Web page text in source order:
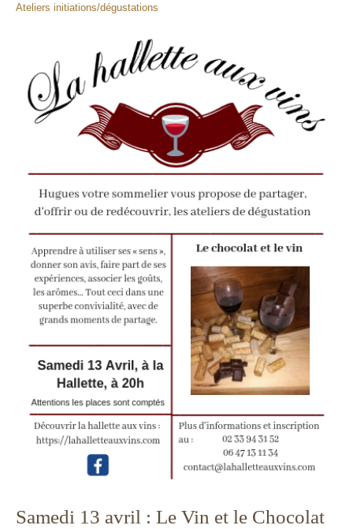
Ateliers initiations/dégustations
Samedi 13 avril : Le Vin et le Chocolat